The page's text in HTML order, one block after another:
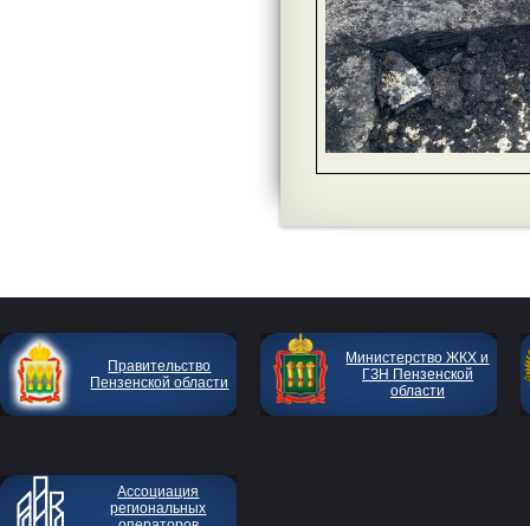
Правительство
Пензенской области
Министерство ЖКХ и
ГЗН Пензенской
области
Ассоциация
региональных